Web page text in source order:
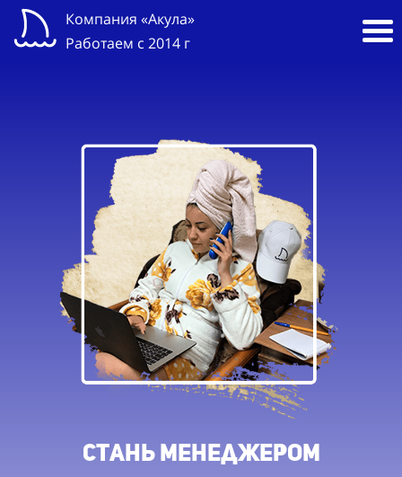
Компания «Акула»
Работаем с 2014 г
Стань менеджером